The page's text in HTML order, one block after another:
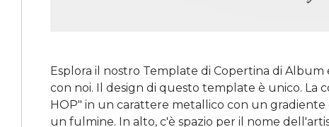
Esplora il nostro Template di Copertina di
con noi. Il design di questo template è unico.
HOP" in un carattere metallico con un
un fulmine. In alto, c'è spazio per il nome